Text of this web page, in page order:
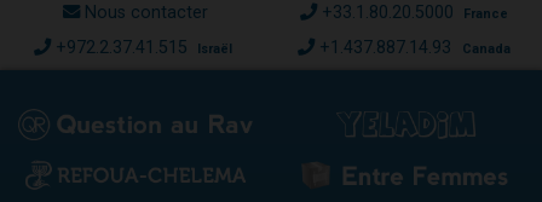
Nous contacter +33.1.80.20.5000 France
+972.2.37.41.515 Israël +1.437.887.14.93 Canada